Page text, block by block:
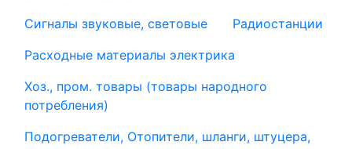
Сигналы звуковые, световые
Радиостанции
Расходные материалы электрика
Хоз., пром. товары (товары народного
потребления)
Подогреватели, Отопители, шланги, штуцера,